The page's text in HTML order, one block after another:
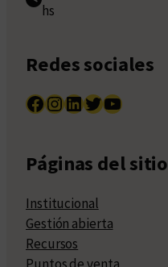
hs
Redes sociales
Facebook InstagramLinkedIn Twitter YouTube
Páginas del sitio
Institucional
Gestión abierta
Recursos